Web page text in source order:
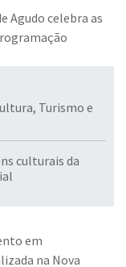
Turismo e
culturais da